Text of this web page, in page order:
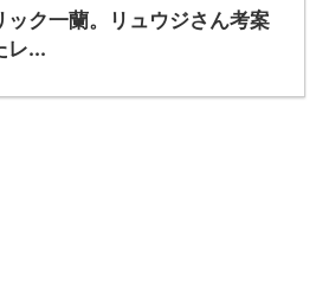
ック一蘭。リュウジさん考案
レ...